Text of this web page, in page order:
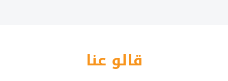
قالو عنا